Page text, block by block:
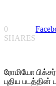
0
SHARES
ரோமியோ
புதிய படத்தின்